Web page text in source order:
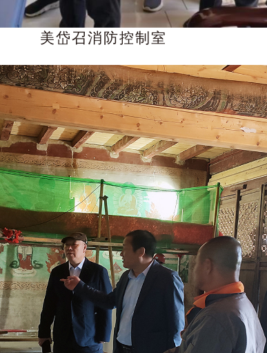
美岱召消防控制室